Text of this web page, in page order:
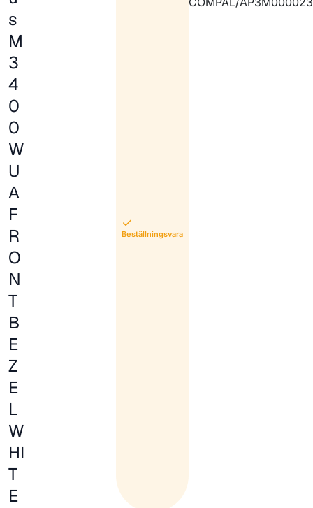
s
M
3
4
0
0
W
U
A
F
R
O
N
T
B
E
Z
E
L
W
HI
T
E
Beställningsvara